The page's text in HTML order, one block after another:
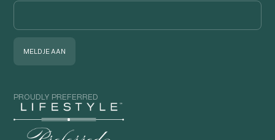
PROUDLY PREFERRED